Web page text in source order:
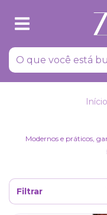
Início
Modernos e práticos,
Filtrar